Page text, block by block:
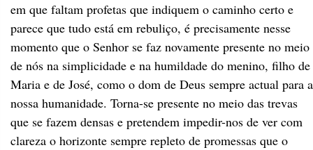
em que faltam profetas que indiquem o caminho certo e
parece que tudo está em rebuliço, é precisamente nesse
momento que o Senhor se faz novamente presente no meio
de nós na simplicidade e na humildade do menino, filho de
Maria e de José, como o dom de Deus sempre actual para a
nossa humanidade. Torna-se presente no meio das trevas
que se fazem densas e pretendem impedir-nos de ver com
clareza o horizonte sempre repleto de promessas que o